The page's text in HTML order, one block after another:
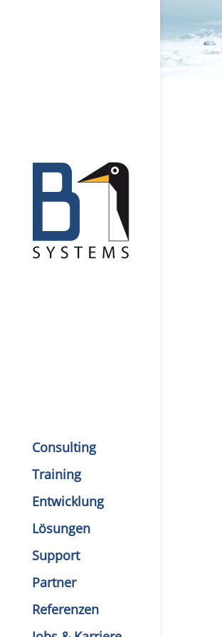
Consulting
Training
Entwicklung
Lösungen
Support
Partner
Referenzen